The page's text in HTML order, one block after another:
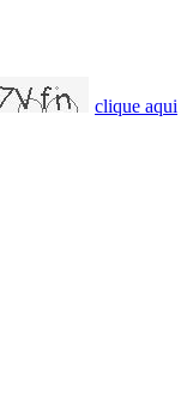
clique aqui